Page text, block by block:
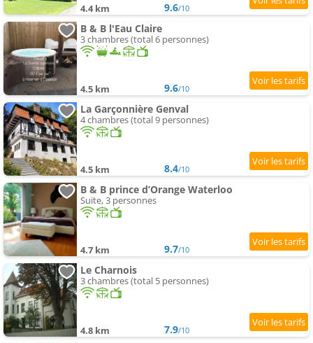
4.4 km 9.6/10
B & B l'Eau Claire
3 chambres (total 6 personnes)
4.5 km 9.6/10
La Garçonnière Genval
4 chambres (total 9 personnes)
4.5 km 8.4/10
B & B prince d’Orange Waterloo
Suite, 3 personnes
4.7 km 9.7/10
Le Charnois
3 chambres (total 5 personnes)
4.8 km 7.9/10